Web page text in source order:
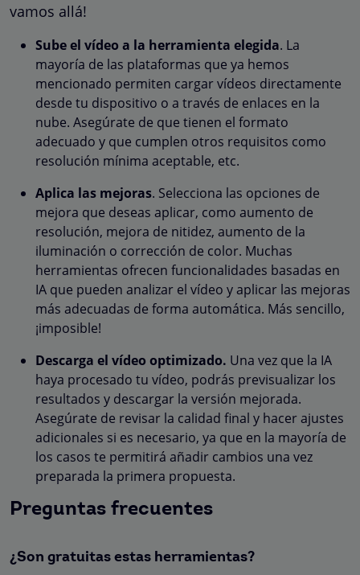
vamos allá!
Sube el vídeo a la herramienta elegida. La
mayoría de las plataformas que ya hemos
mencionado permiten cargar vídeos directamente
desde tu dispositivo o a través de enlaces en la
nube. Asegúrate de que tienen el formato
adecuado y que cumplen otros requisitos como
resolución mínima aceptable, etc.
Aplica las mejoras. Selecciona las opciones de
mejora que deseas aplicar, como aumento de
resolución, mejora de nitidez, aumento de la
iluminación o corrección de color. Muchas
herramientas ofrecen funcionalidades basadas en
IA que pueden analizar el vídeo y aplicar las mejoras
más adecuadas de forma automática. Más sencillo,
¡imposible!
Descarga el vídeo optimizado. Una vez que la IA
haya procesado tu vídeo, podrás previsualizar los
resultados y descargar la versión mejorada.
Asegúrate de revisar la calidad final y hacer ajustes
adicionales si es necesario, ya que en la mayoría de
los casos te permitirá añadir cambios una vez
preparada la primera propuesta.
Preguntas frecuentes
¿Son gratuitas estas herramientas?